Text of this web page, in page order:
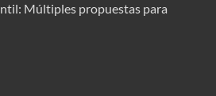
Múltiples propuestas para